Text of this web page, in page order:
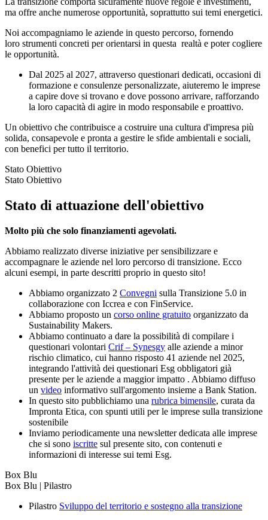
ma offre anche numerose opportunità, soprattutto sui temi energetici.
Noi accompagniamo le aziende in questo percorso, fornendo
loro strumenti concreti per orientarsi in questa realtà e poter cogliere
le opportunità.
Dal 2025 al 2027, attraverso questionari dedicati, occasioni di
formazione e consulenze personalizzate, aiuteremo le imprese
a capire dove si trovano e dove possono arrivare, rafforzando
la loro capacità di agire in modo responsabile e proattivo.
Un obiettivo che contribuisce a costruire una cultura d'impresa più
solida, consapevole e pronta a gestire le sfide ambientali e sociali,
con benefici per tutto il territorio.
Stato Obiettivo
Stato Obiettivo
Stato di attuazione dell'obiettivo
Molto più che solo finanziamenti agevolati.
Abbiamo realizzato diverse iniziative per sensibilizzare e
accompagnare le aziende nel loro percorso di transizione. Ecco
alcuni esempi, in parte descritti proprio in questo sito!
Abbiamo organizzato 2 Convegni sulla Transizione 5.0 in
collaborazione con Iccrea e con FinService.
Abbiamo proposto un corso online gratuito organizzato da
Sustainability Makers.
Abbiamo continuato a dare la possibilità di compilare i
questionari volontari Crif – Synesgy alle aziende a minor
rischio climatico, cui hanno risposto 41 aziende nel 2025,
integrando l'attività dei questionari Esg obbligatori già
presente per le aziende a maggior impatto . Abbiamo diffuso
un video informativo sull'argomento insieme a Bank Station.
In questo sito pubblichiamo una rubrica bimensile, curata da
Impronta Etica, con spunti utili per le imprese sulla transizione
sostenibile
Inviamo periodicamente una newsletter dedicata alle imprese
che si sono iscritte sul presente sito, con contenuti e
informazioni di interesse sui temi Esg.
Box Blu
Box Blu | Pilastro
Pilastro Sviluppo del territorio e sostegno alla transizione